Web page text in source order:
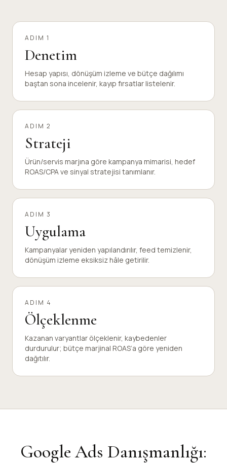
ADIM 1
Denetim
Hesap yapısı, dönüşüm izleme ve bütçe dağılımı
baştan sona incelenir, kayıp fırsatlar listelenir.
ADIM 2
Strateji
Ürün/servis marjına göre kampanya mimarisi, hedef
ROAS/CPA ve sinyal stratejisi tanımlanır.
ADIM 3
Uygulama
Kampanyalar yeniden yapılandırılır, feed temizlenir,
dönüşüm izleme eksiksiz hâle getirilir.
ADIM 4
Ölçeklenme
Kazanan varyantlar ölçeklenir, kaybedenler
durdurulur; bütçe marjinal ROAS’a göre yeniden
dağıtılır.
Google Ads Danışmanlığı: